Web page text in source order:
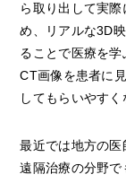
ら取り出して実
め、リアルな3D
ることで医療を
CT画像を患者に
してもらいやすく
最近では地方の医
遠隔治療の分野で